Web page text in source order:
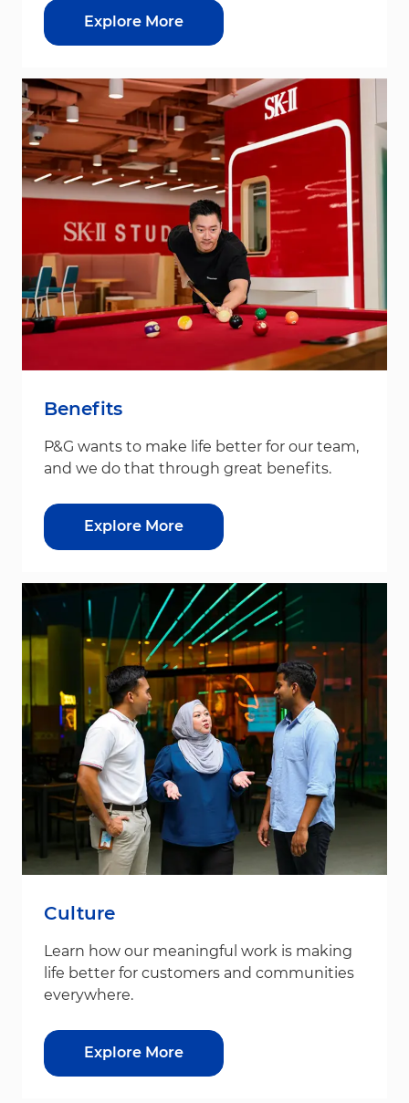
Explore More
Benefits
P&G wants to make life better for our team,
and we do that through great benefits.
Explore More
Culture
Learn how our meaningful work is making
life better for customers and communities
everywhere.
Explore More